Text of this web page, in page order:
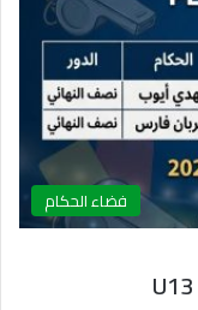
فضاء الحكام